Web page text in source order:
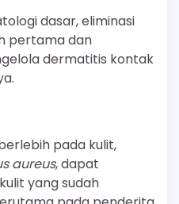
dasar, eliminasi
pertama dan
dermatitis kontak
pada kulit,
aureus, dapat
yang sudah